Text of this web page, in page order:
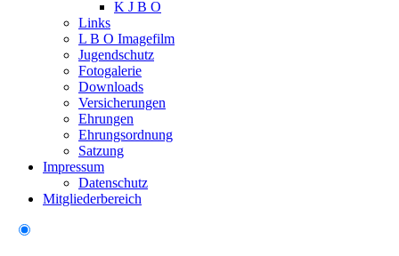
K J B O
Links
L B O Imagefilm
Jugendschutz
Fotogalerie
Downloads
Versicherungen
Ehrungen
Ehrungsordnung
Satzung
Impressum
Datenschutz
Mitgliederbereich